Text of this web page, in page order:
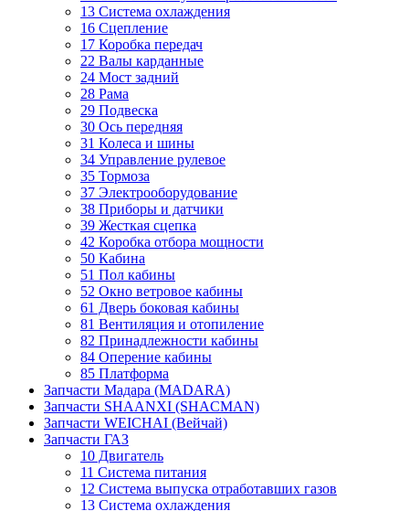
13 Система охлаждения
16 Сцепление
17 Коробка передач
22 Валы карданные
24 Мост задний
28 Рама
29 Подвеска
30 Ось передняя
31 Колеса и шины
34 Управление рулевое
35 Тормоза
37 Электрооборудование
38 Приборы и датчики
39 Жесткая сцепка
42 Коробка отбора мощности
50 Кабина
51 Пол кабины
52 Окно ветровое кабины
61 Дверь боковая кабины
81 Вентиляция и отопиление
82 Принадлежности кабины
84 Оперение кабины
85 Платформа
Запчасти Мадара (MADARA)
Запчасти SHAANXI (SHACMAN)
Запчасти WEICHAI (Вейчай)
Запчасти ГАЗ
10 Двигатель
11 Система питания
12 Система выпуска отработавших газов
13 Система охлаждения